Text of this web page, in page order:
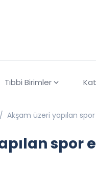
Tıbbi Birimler
/ Akşam üzeri yapılan spor
spor